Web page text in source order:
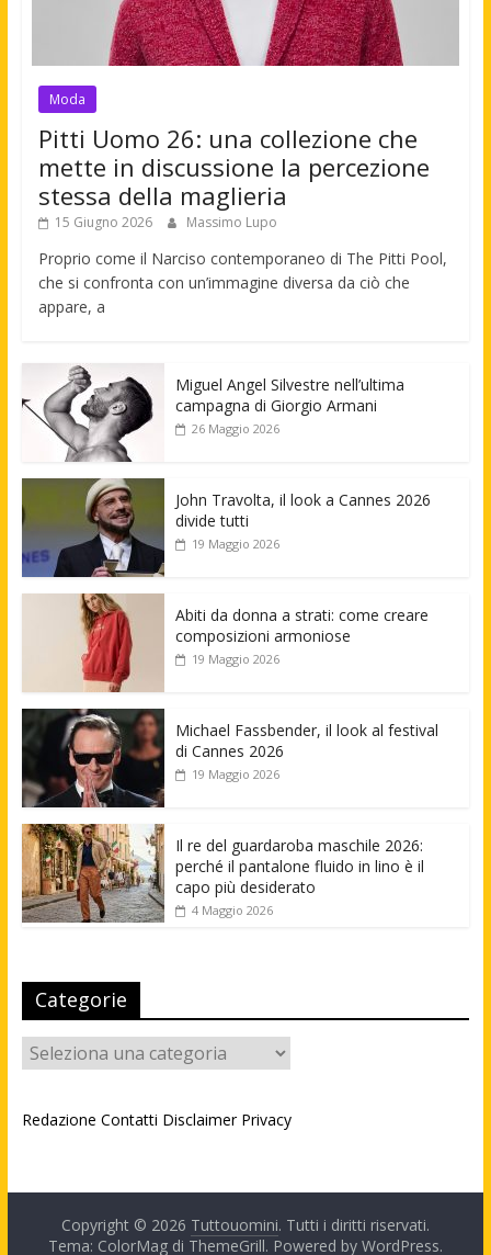
Moda
Pitti Uomo 26: una collezione che
mette in discussione la percezione
stessa della maglieria
15 Giugno 2026 Massimo Lupo
Proprio come il Narciso contemporaneo di The Pitti Pool,
che si confronta con un’immagine diversa da ciò che
appare, a
Miguel Angel Silvestre nell’ultima
campagna di Giorgio Armani
26 Maggio 2026
John Travolta, il look a Cannes 2026
divide tutti
19 Maggio 2026
Abiti da donna a strati: come creare
composizioni armoniose
19 Maggio 2026
Michael Fassbender, il look al festival
di Cannes 2026
19 Maggio 2026
Il re del guardaroba maschile 2026:
perché il pantalone fluido in lino è il
capo più desiderato
4 Maggio 2026
Categorie
Categorie
Redazione Contatti Disclaimer Privacy
Copyright © 2026 Tuttouomini. Tutti i diritti riservati.
Tema: ColorMag di ThemeGrill. Powered by WordPress.